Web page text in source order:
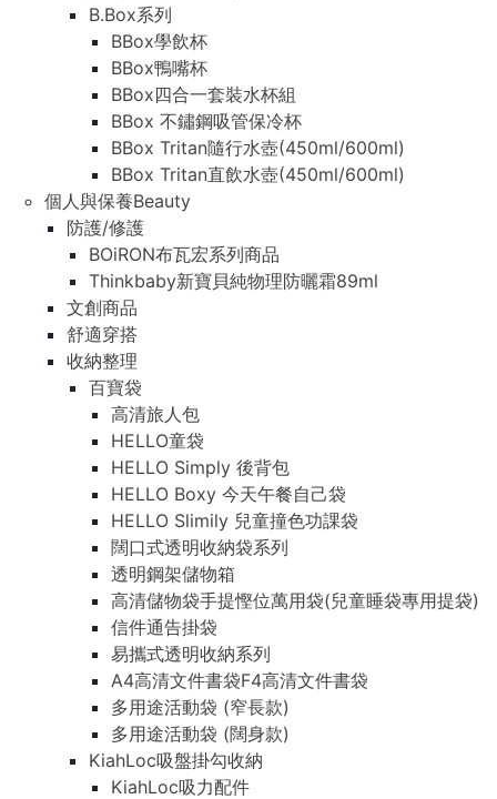
B.Box系列
BBox學飲杯
BBox鴨嘴杯
BBox四合一套裝水杯組
BBox 不鏽鋼吸管保冷杯
BBox Tritan隨行水壺(450ml/600ml)
BBox Tritan直飲水壺(450ml/600ml)
個人與保養Beauty
防護/修護
BOiRON布瓦宏系列商品
Thinkbaby新寶貝純物理防曬霜89ml
文創商品
舒適穿搭
收納整理
百寶袋
高清旅人包
HELLO童袋
HELLO Simply 後背包
HELLO Boxy 今天午餐自己袋
HELLO Slimily 兒童撞色功課袋
闊口式透明收納袋系列
透明鋼架儲物箱
高清儲物袋手提慳位萬用袋(兒童睡袋專用提袋)
信件通告掛袋
易攜式透明收納系列
A4高清文件書袋F4高清文件書袋
多用途活動袋 (窄長款)
多用途活動袋 (闊身款)
KiahLoc吸盤掛勾收納
KiahLoc吸力配件